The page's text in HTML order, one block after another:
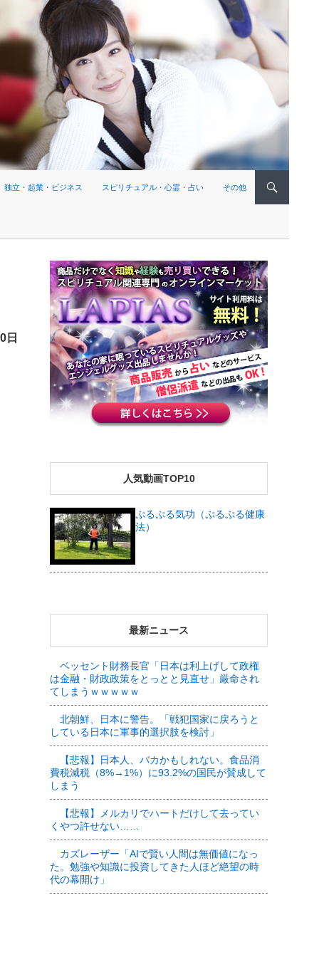
独立・起業・ビジネス スピリチュアル・心霊・占い その他
日
人気動画TOP10
ぷるぷる気功（ぷるぷる健康
法）
最新ニュース
ベッセント財務長官「日本は利上げして政権
は金融・財政政策をとっとと見直せ」厳命され
てしまうｗｗｗｗｗ
北朝鮮、日本に警告。「戦犯国家に戻ろうと
している日本に軍事的選択肢を検討」
【悲報】日本人、バカかもしれない。食品消
費税減税（8%→1%）に93.2%の国民が賛成して
しまう
【悲報】メルカリでハートだけして去ってい
くやつ許せない……
カズレーザー「AIで賢い人間は無価値になっ
た。勉強や知識に投資してきた人ほど絶望の時
代の幕開け」